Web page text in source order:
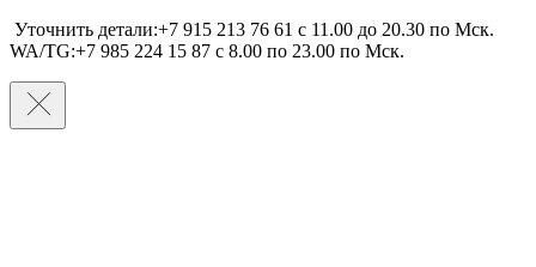
Уточнить детали:+7 915 213 76 61 c 11.00 до 20.30 по Мcк.
WA/TG:+7 985 224 15 87 c 8.00 по 23.00 по Мcк.